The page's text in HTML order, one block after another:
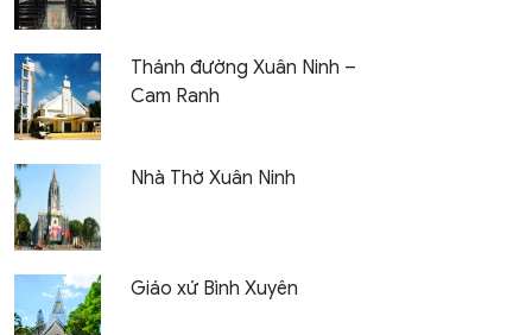
Thánh đường Xuân Ninh –
Cam Ranh
Nhà Thờ Xuân Ninh
Giáo xứ Bình Xuyên